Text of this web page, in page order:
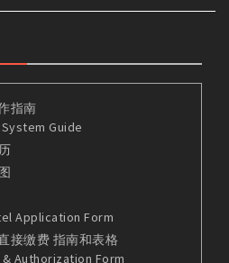
指南
Guide
Application Form
接缴费 指南和表格
Authorization Form